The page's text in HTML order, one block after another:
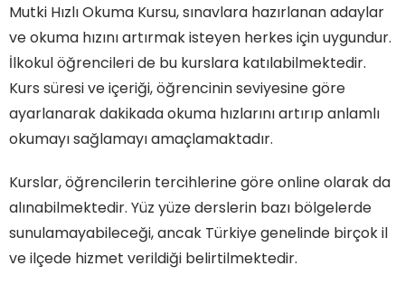
Mutki Hızlı Okuma Kursu, sınavlara hazırlanan adaylar
ve okuma hızını artırmak isteyen herkes için uygundur.
İlkokul öğrencileri de bu kurslara katılabilmektedir.
Kurs süresi ve içeriği, öğrencinin seviyesine göre
ayarlanarak dakikada okuma hızlarını artırıp anlamlı
okumayı sağlamayı amaçlamaktadır.
Kurslar, öğrencilerin tercihlerine göre online olarak da
alınabilmektedir. Yüz yüze derslerin bazı bölgelerde
sunulamayabileceği, ancak Türkiye genelinde birçok il
ve ilçede hizmet verildiği belirtilmektedir.